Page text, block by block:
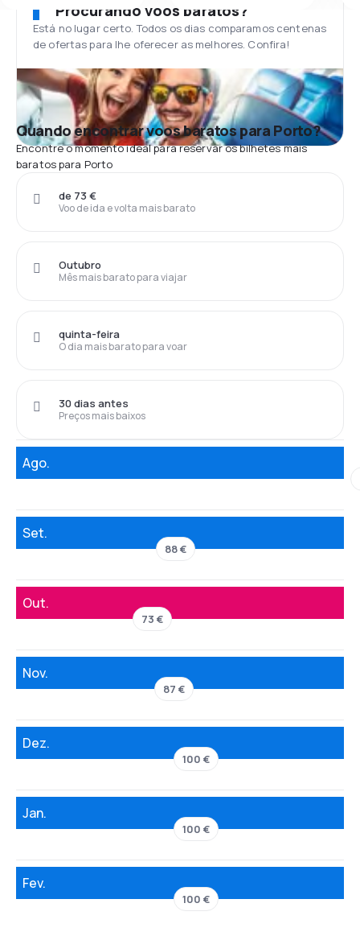
Procurando voos baratos?
Está no lugar certo. Todos os dias comparamos centenas
de ofertas para lhe oferecer as melhores. Confira!
Quando encontrar voos baratos para Porto?
Encontre o momento ideal para reservar os bilhetes mais
baratos para Porto
Voo de ida e volta mais barato
de 73 €
Mês mais barato para viajar
Outubro
O dia mais barato para voar
quinta-feira
Preços mais baixos
30 dias antes
Ago.
Set.
88 €
Out.
73 €
Nov.
87 €
Dez.
100 €
Jan.
100 €
Fev.
100 €